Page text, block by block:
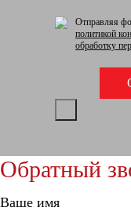
Отправляя
политикой
обработку
Обратный
Ваше имя